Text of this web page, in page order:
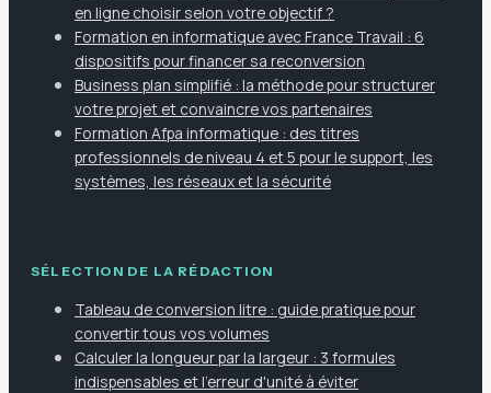
en ligne choisir selon votre objectif ?
Formation en informatique avec France Travail : 6
dispositifs pour financer sa reconversion
Business plan simplifié : la méthode pour structurer
votre projet et convaincre vos partenaires
Formation Afpa informatique : des titres
professionnels de niveau 4 et 5 pour le support, les
systèmes, les réseaux et la sécurité
SÉLECTION DE LA RÉDACTION
Tableau de conversion litre : guide pratique pour
convertir tous vos volumes
Calculer la longueur par la largeur : 3 formules
indispensables et l'erreur d'unité à éviter